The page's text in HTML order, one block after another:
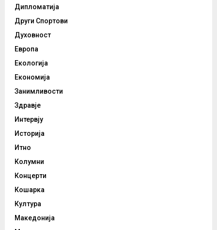
Дипломатија
Други Спортови
Духовност
Европа
Екологија
Економија
Занимливости
Здравје
Интервју
Историја
Итно
Колумни
Концерти
Кошарка
Култура
Македонија